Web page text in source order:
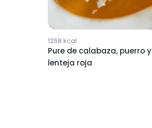
1258 kcal
Pure de calabaza, puerro y
lenteja roja